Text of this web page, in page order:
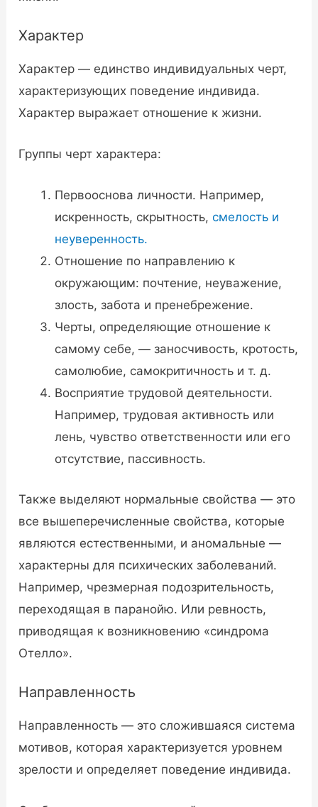
Характер
Характер — единство индивидуальных черт,
характеризующих поведение индивида.
Характер выражает отношение к жизни.
Группы черт характера:
Первооснова личности. Например,
искренность, скрытность, смелость и
неуверенность.
Отношение по направлению к
окружающим: почтение, неуважение,
злость, забота и пренебрежение.
Черты, определяющие отношение к
самому себе, — заносчивость, кротость,
самолюбие, самокритичность и т. д.
Восприятие трудовой деятельности.
Например, трудовая активность или
лень, чувство ответственности или его
отсутствие, пассивность.
Также выделяют нормальные свойства — это
все вышеперечисленные свойства, которые
являются естественными, и аномальные —
характерны для психических заболеваний.
Например, чрезмерная подозрительность,
переходящая в паранойю. Или ревность,
приводящая к возникновению «синдрома
Отелло».
Направленность
Направленность — это сложившаяся система
мотивов, которая характеризуется уровнем
зрелости и определяет поведение индивида.